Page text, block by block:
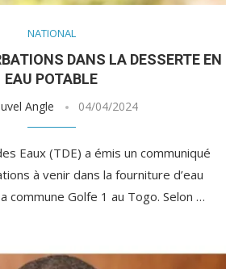
NATIONAL
DANS LA DESSERTE EN
EAU POTABLE
Angle 04/04/2024
Eaux (TDE) a émis un communiqué
à venir dans la fourniture d’eau
commune Golfe 1 au Togo. Selon …